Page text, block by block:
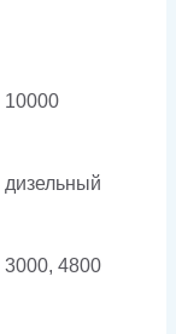
10000
дизельный
3000, 4800